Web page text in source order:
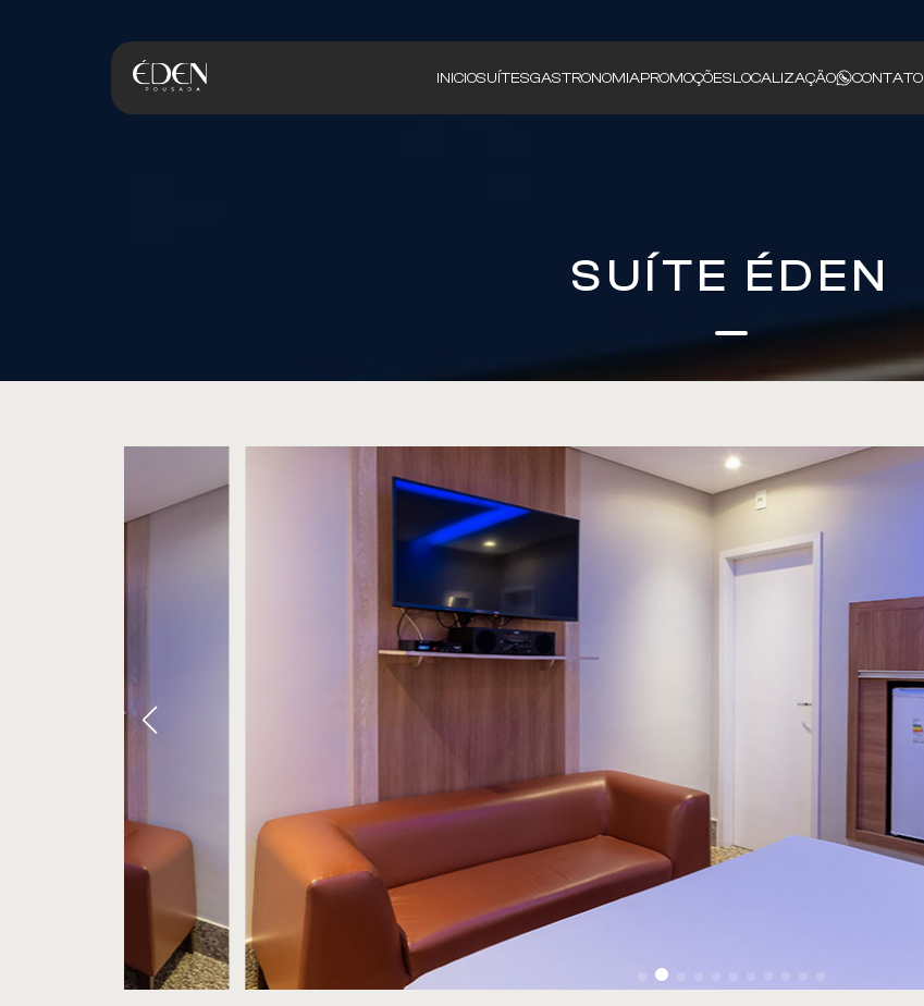
INICIOSUÍTESGASTRONOMIAPROMOÇÕESLOCALIZAÇÃO CONTATO
SUÍTE ÉDEN